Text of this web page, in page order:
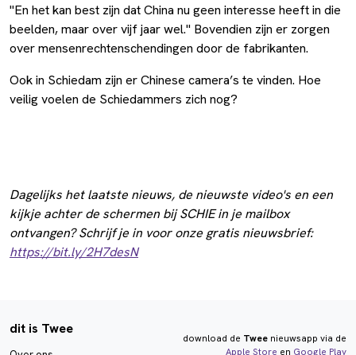
"En het kan best zijn dat China nu geen interesse heeft in die
beelden, maar over vijf jaar wel." Bovendien zijn er zorgen
over mensenrechtenschendingen door de fabrikanten.
Ook in Schiedam zijn er Chinese camera’s te vinden. Hoe
veilig voelen de Schiedammers zich nog?
Dagelijks het laatste nieuws, de nieuwste video's en een
kijkje achter de schermen bij SCHIE in je mailbox
ontvangen? Schrijf je in voor onze gratis nieuwsbrief:
https://bit.ly/2H7desN
dit is Twee
download de Tweenieuwsapp via de
Apple Store en Google Play